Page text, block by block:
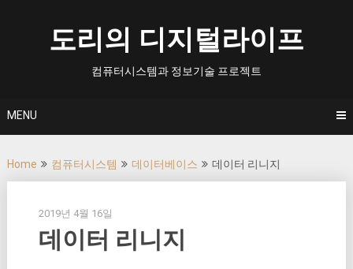
도리의 디지털라이프
컴퓨터시스템과 정보기술 프로젝트
MENU
Home 컴퓨터시스템 데이터베이스 데이터 리니지
2019년 4월 16일
데이터 리니지